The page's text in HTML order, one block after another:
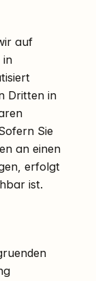
auf
in
Dritten in
Sie
an einen
erfolgt
ist.